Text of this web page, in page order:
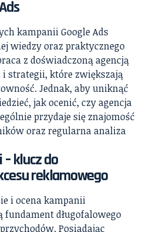
kampanii Google Ads
wiedzy oraz praktycznego
z doświadczoną agencją
i strategii, które zwiększają
Jednak, aby uniknąć
jak ocenić, czy agencja
przydaje się znajomość
oraz regularna analiza
klucz do
reklamowego
i ocena kampanii
długofalowego
Posiadając